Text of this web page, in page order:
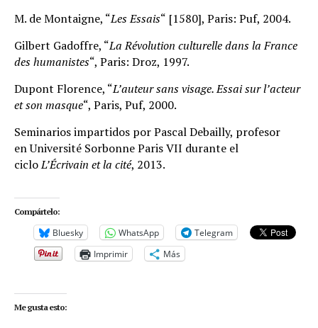
M. de Montaigne, “Les Essais“ [1580], Paris: Puf, 2004.
Gilbert Gadoffre, “La Révolution culturelle dans la France
des humanistes“, Paris: Droz, 1997.
Dupont Florence, “L’auteur sans visage. Essai sur l’acteur
et son masque“, Paris, Puf, 2000.
Seminarios impartidos por Pascal Debailly, profesor
en Université Sorbonne Paris VII durante el
cicloL’Écrivain et la cité, 2013.
Compártelo:
Bluesky WhatsApp
Telegram
Imprimir
Más
Me gusta esto: